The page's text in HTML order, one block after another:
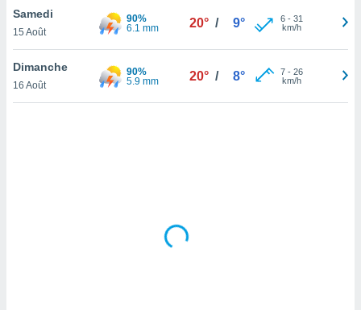
de
Samedi
15 Août
90%
6.1 mm
20° / 9° 6- 31
km/h
Dimanche
16 Août
90%
5.9 mm
20° / 8° 7- 26
km/h